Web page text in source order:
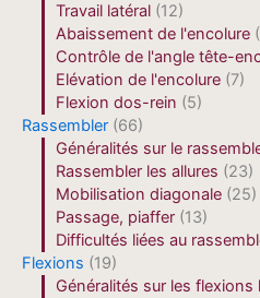
Travail latéral (12)
Abaissement de l'encolure
Contrôle de l'angle tête-
Elévation de l'encolure (7)
Flexion dos-rein (5)
Rassembler (66)
Généralités sur le
Rassembler les allures (23)
Mobilisation diagonale (25)
Passage, piaffer (13)
Difficultés liées au
Flexions (19)
Généralités sur les flexions